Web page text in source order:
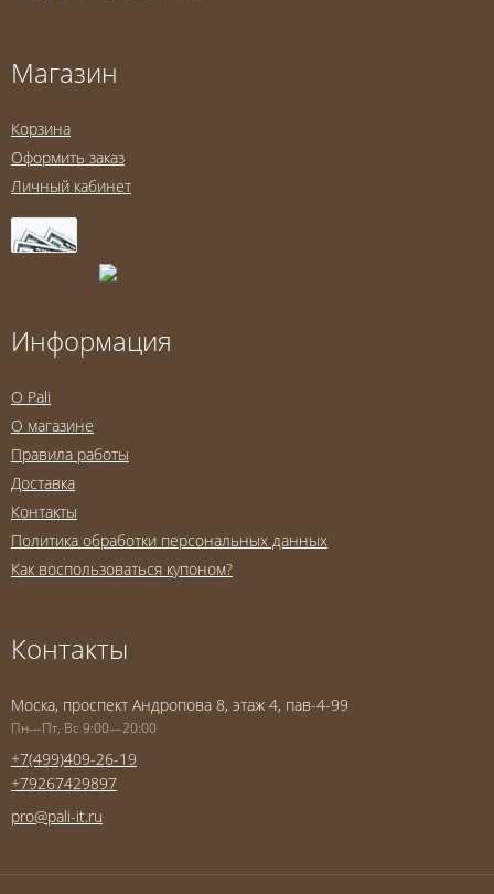
Магазин
Корзина
Оформить заказ
Личный кабинет
Информация
O Pali
О магазине
Правила работы
Доставка
Контакты
Политика обработки персональных данных
Как воспользоваться купоном?
Контакты
Моска, проспект Андропова 8, этаж 4, пав-4-99
Пн—Пт, Вс 9:00—20:00
+7(499)409-26-19
+79267429897
pro@pali-it.ru